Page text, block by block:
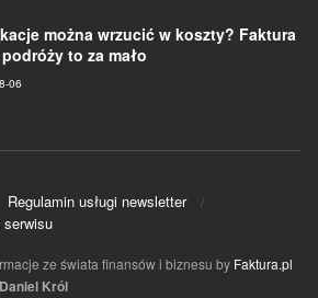
można wrzucić w koszty? Faktura
to za mało
06
Regulamin usługi newsletter
ze świata finansów i biznesu by Faktura.pl
Król